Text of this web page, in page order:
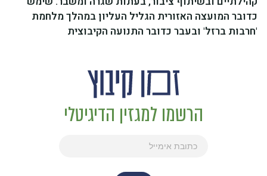
כדובר המועצה האזורית הגליל העליון במהלך מלחמת
'חרבות ברזל' ובעבר כדובר התנועה הקיבוצית
הרשמו למגזין הדיגיטלי